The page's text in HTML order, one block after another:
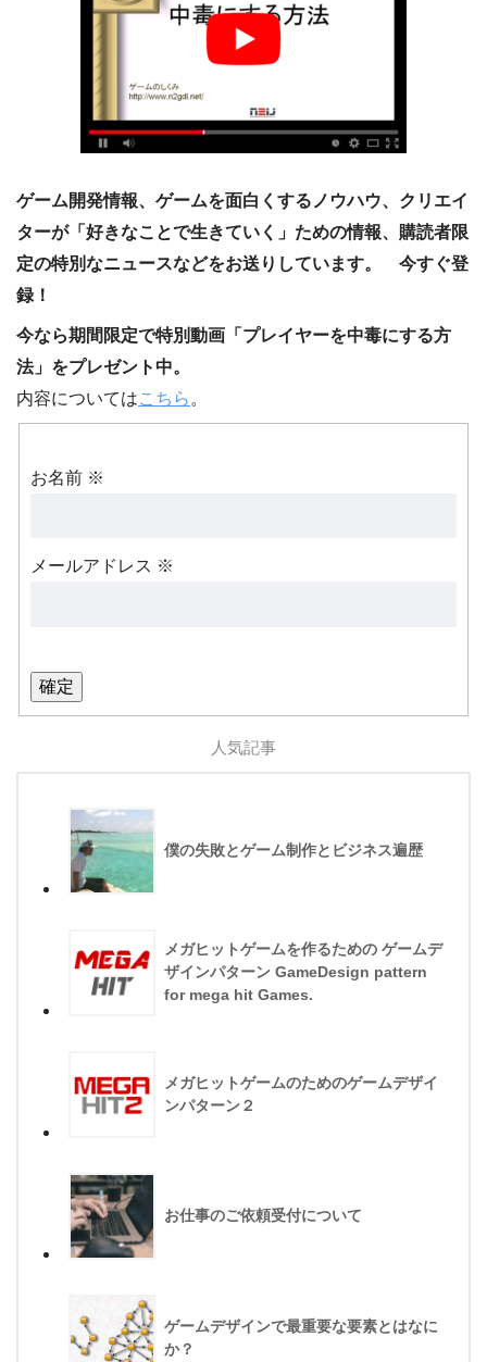
ゲーム開発情報、ゲームを面白くするノウハウ、クリエイ
ターが「好きなことで生きていく」ための情報、購読者限
定の特別なニュースなどをお送りしています。 今すぐ登
録！
今なら期間限定で特別動画「プレイヤーを中毒にする方
法」をプレゼント中。
内容についてはこちら 。
お名前 ※
メールアドレス ※
人気記事
僕の失敗とゲーム制作とビジネス遍歴
メガヒットゲームを作るための ゲームデ
ザインパターン GameDesign pattern
for mega hit Games.
メガヒットゲームのためのゲームデザイ
ンパターン２
お仕事のご依頼受付について
ゲームデザインで最重要な要素とはなに
か？